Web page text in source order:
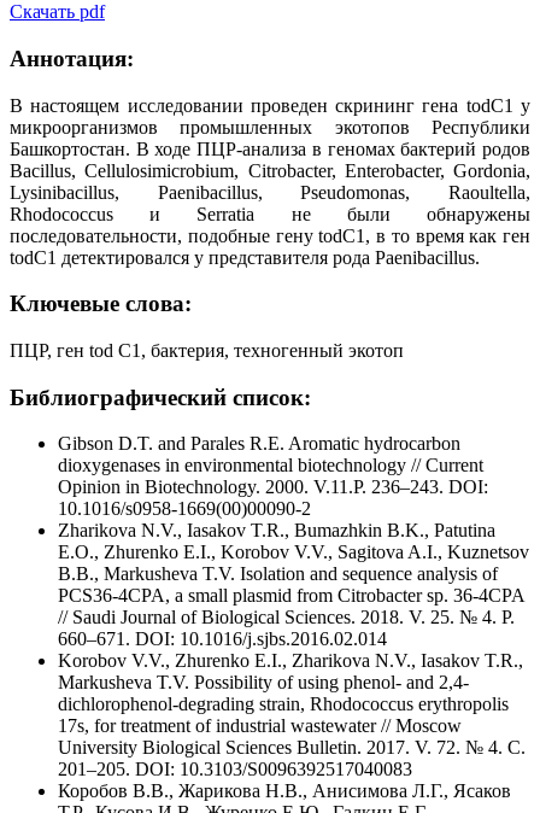
Скачать pdf
Аннотация:
В настоящем исследовании проведен скрининг гена todC1 у
микроорганизмов промышленных экотопов Республики
Башкортостан. В ходе ПЦР-анализа в геномах бактерий родов
Bacillus, Cellulosimicrobium, Citrobacter, Enterobacter, Gordonia,
Lysinibacillus, Paenibacillus, Pseudomonas, Raoultella,
Rhodococcus и Serratia не были обнаружены
последовательности, подобные гену todC1, в то время как ген
todC1 детектировался у представителя рода Paenibacillus.
Ключевые слова:
ПЦР, ген tod C1, бактерия, техногенный экотоп
Библиографический список:
Gibson D.T. and Parales R.E. Aromatic hydrocarbon
dioxygenases in environmental biotechnology // Current
Opinion in Biotechnology. 2000. V.11.P. 236–243. DOI:
10.1016/s0958-1669(00)00090-2
Zharikova N.V., Iasakov T.R., Bumazhkin B.K., Patutina
E.O., Zhurenko E.I., Korobov V.V., Sagitova A.I., Kuznetsov
B.B., Markusheva T.V. Isolation and sequence analysis of
PCS36-4CPA, a small plasmid from Citrobacter sp. 36-4CPA
// Saudi Journal of Biological Sciences. 2018. V. 25. № 4. P.
660–671. DOI: 10.1016/j.sjbs.2016.02.014
Korobov V.V., Zhurenko E.I., Zharikova N.V., Iasakov T.R.,
Markusheva T.V. Possibility of using phenol- and 2,4-
dichlorophenol-degrading strain, Rhodococcus erythropolis
17s, for treatment of industrial wastewater // Moscow
University Biological Sciences Bulletin. 2017. V. 72. № 4. С.
201–205. DOI: 10.3103/S0096392517040083
Коробов В.В., Жарикова Н.В., Анисимова Л.Г., Ясаков